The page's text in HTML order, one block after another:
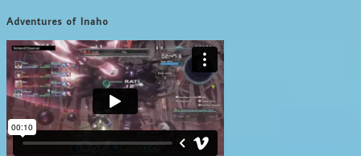
Adventures of Inaho